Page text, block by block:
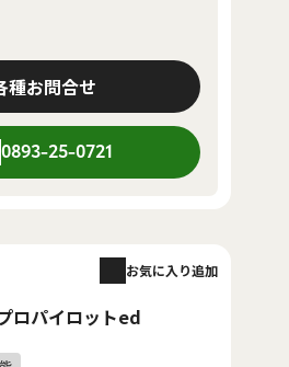
種お問合せ
0893-25-0721
ロパイロットed
お気に入り追加